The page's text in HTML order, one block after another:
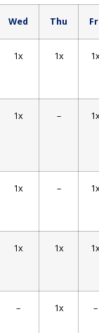
Wed Thu
1x 1x
1x –
1x –
1x 1x
– 1x –